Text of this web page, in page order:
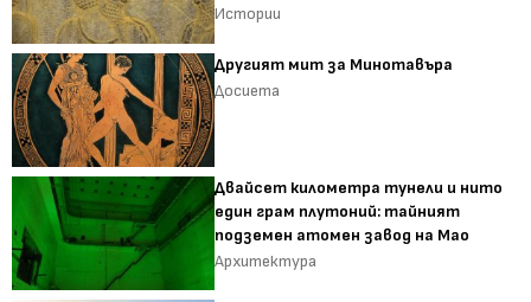
Истории
Другият мит за Минотавъра
Досиета
Двайсет километра тунели и нито
един грам плутоний: тайният
подземен атомен завод на Мао
Архитектура